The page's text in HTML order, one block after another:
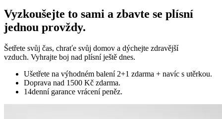
Vyzkoušejte to sami a zbavte se plísní
jednou provždy.
Šetřete svůj čas, chraťe svůj domov a dýchejte zdravější
vzduch. Vyhrajte boj nad plísní ještě dnes.
Ušetřete na výhodném balení 2+1 zdarma + navíc s utěrkou.
Doprava nad 1500 Kč zdarma.
14denní garance vrácení peněz.